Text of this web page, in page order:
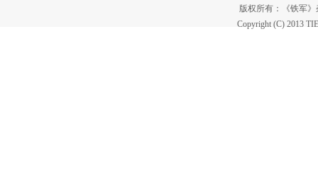
版权所有：《铁军
Copyright (C) 2013